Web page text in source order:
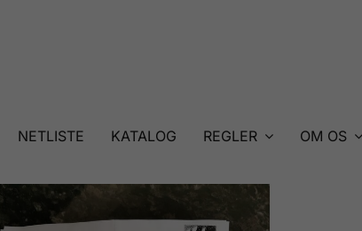
NETLISTE KATALOG REGLER OM OS